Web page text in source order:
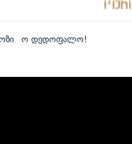
ო დედოფალო!